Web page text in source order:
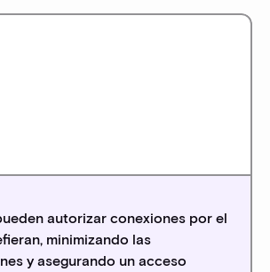
autorizar conexiones por el
minimizando las
y asegurando un acceso